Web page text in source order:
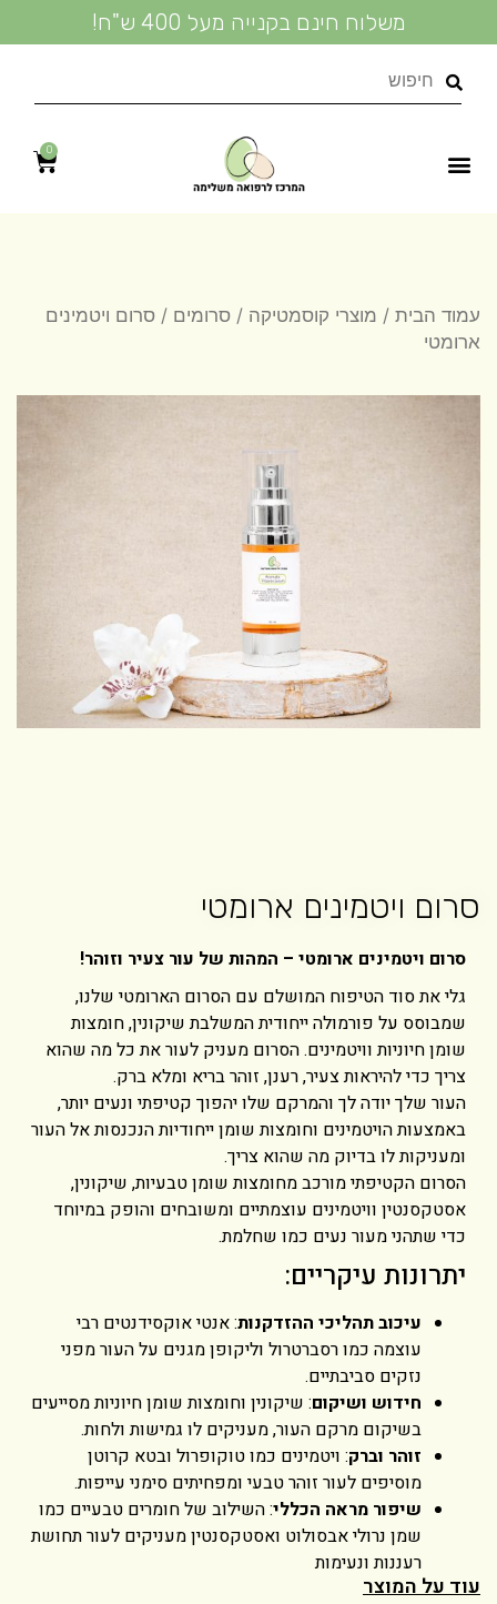
משלוח חינם בקנייה מעל 400 ש"ח!
0
עמוד הבית / מוצרי קוסמטיקה / סרומים / סרום ויטמינים
ארומטי
סרום ויטמינים ארומטי
סרום ויטמינים ארומטי – המהות של עור צעיר וזוהר!
גלי את סוד הטיפוח המושלם עם הסרום הארומטי שלנו,
שמבוסס על פורמולה ייחודית המשלבת שיקונין, חומצות
שומן חיוניות וויטמינים. הסרום מעניק לעור את כל מה שהוא
צריך כדי להיראות צעיר, רענן, זוהר בריא ומלא ברק.
העור שלך יודה לך והמרקם שלו יהפוך קטיפתי ונעים יותר,
באמצעות הויטמינים וחומצות שומן ייחודיות הנכנסות אל העור
ומעניקות לו בדיוק מה שהוא צריך.
הסרום הקטיפתי מורכב מחומצות שומן טבעיות, שיקונין,
אסטקסנטין וויטמינים עוצמתיים ומשובחים והופק במיוחד
כדי שתהני מעור נעים כמו שחלמת.
יתרונות עיקריים:
עיכוב תהליכי ההזדקנות: אנטי אוקסידנטים רבי
עוצמה כמו רסברטרול וליקופן מגנים על העור מפני
נזקים סביבתיים.
חידוש ושיקום: שיקונין וחומצות שומן חיוניות מסייעים
בשיקום מרקם העור, מעניקים לו גמישות ולחות.
זוהר וברק: ויטמינים כמו טוקופרול ובטא קרוטן
מוסיפים לעור זוהר טבעי ומפחיתים סימני עייפות.
שיפור מראה הכללי: השילוב של חומרים טבעיים כמו
שמן נרולי אבסולוט ואסטקסנטין מעניקים לעור תחושת
רעננות ונעימות
עוד על המוצר